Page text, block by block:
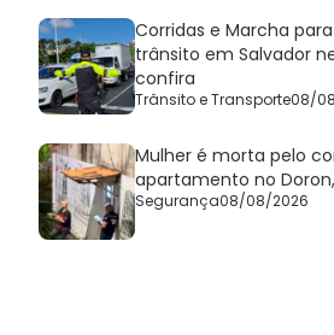
Corridas e Marcha
trânsito em Salvador
confira
Trânsito e Transporte08/
Mulher é morta pelo
apartamento no
Segurança08/08/2026